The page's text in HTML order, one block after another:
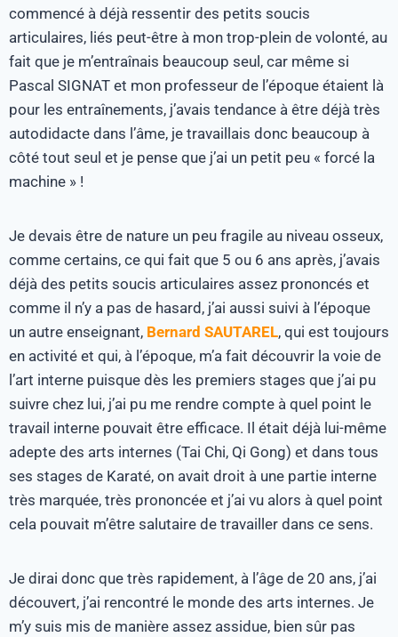
commencé à déjà ressentir des petits soucis
articulaires, liés peut-être à mon trop-plein de volonté, au
fait que je m’entraînais beaucoup seul, car même si
Pascal SIGNAT et mon professeur de l’époque étaient là
pour les entraînements, j’avais tendance à être déjà très
autodidacte dans l’âme, je travaillais donc beaucoup à
côté tout seul et je pense que j’ai un petit peu « forcé la
machine » !
Je devais être de nature un peu fragile au niveau osseux,
comme certains, ce qui fait que 5 ou 6 ans après, j’avais
déjà des petits soucis articulaires assez prononcés et
comme il n’y a pas de hasard, j’ai aussi suivi à l’époque
un autre enseignant, Bernard SAUTAREL, qui est toujours
en activité et qui, à l’époque, m’a fait découvrir la voie de
l’art interne puisque dès les premiers stages que j’ai pu
suivre chez lui, j’ai pu me rendre compte à quel point le
travail interne pouvait être efficace. Il était déjà lui-même
adepte des arts internes (Tai Chi, Qi Gong) et dans tous
ses stages de Karaté, on avait droit à une partie interne
très marquée, très prononcée et j’ai vu alors à quel point
cela pouvait m’être salutaire de travailler dans ce sens.
Je dirai donc que très rapidement, à l’âge de 20 ans, j’ai
découvert, j’ai rencontré le monde des arts internes. Je
m’y suis mis de manière assez assidue, bien sûr pas